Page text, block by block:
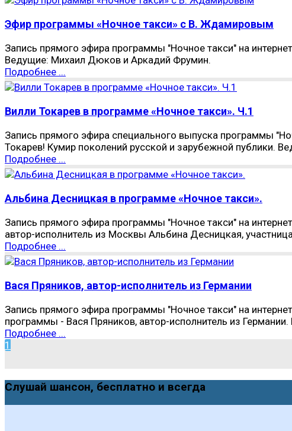
Эфир программы «Ночное такси» с В. Ждамировым
Запись прямого эфира программы "Ночное такси" на
Ведущие: Михаил Дюков и Аркадий Фрумин.
Подробнее ...
Вилли Токарев в программе «Ночное такси». Ч.1
Запись прямого эфира специального выпуска программы
Токарев! Кумир поколений русской и зарубежной публики.
Подробнее ...
Альбина Десницкая в программе «Ночное такси».
Запись прямого эфира программы "Ночное такси" на
автор-исполнитель из Москвы Альбина Десницкая,
Подробнее ...
Вася Пряников, автор-исполнитель из Германии
Запись прямого эфира программы "Ночное такси" на
программы - Вася Пряников, автор-исполнитель из
Подробнее ...
1
Слушай шансон, бесплатно и всегда